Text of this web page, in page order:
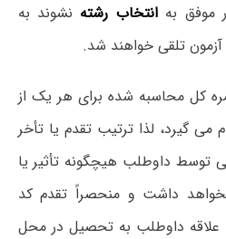
موفق بهانتخاب رشته نشوند به
آزمون تلقی خواهند شد.
کل محاسبه شده برای هر یک از
می گیرد، لذا ترتیب تقدم یا تأخر
داوطلب هیچگونه تأثیر یا
داشت و منحصراً تقدم کد
داوطلب به تحصیل در محل